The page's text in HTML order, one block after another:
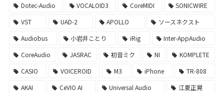
Dotec-Audio
VOCALOID3 CoreMIDI
SONICWIRE
VST
UAD-2 APOLLO
ソースネクスト
Audiobus
小岩井ことり iRig
Inter-AppAudio
CoreAudio
JASRAC 初音ミク NI
KOMPLETE
CASIO
VOICEROID M3 iPhone
TR-808
AKAI
CeVIO AI Universal Audio
江夏正晃